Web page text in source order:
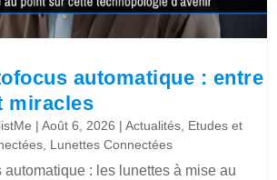
automatique : entre
miracles
|Août 6, 2026 |Actualités, Etudes et
, Lunettes Connectées
automatique : les lunettes à mise au